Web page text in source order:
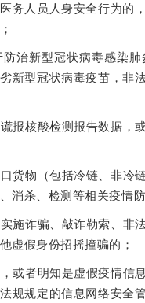
务人员人身安全行为的
治新型冠状病毒感染
新型冠状病毒疫苗，非
报核酸检测报告数据，
货物（包括冷链、非冷
消杀、检测等相关疫情
施诈骗、敲诈勒索、非
虚假身份招摇撞骗的；
或者明知是虚假疫情信
规规定的信息网络安全